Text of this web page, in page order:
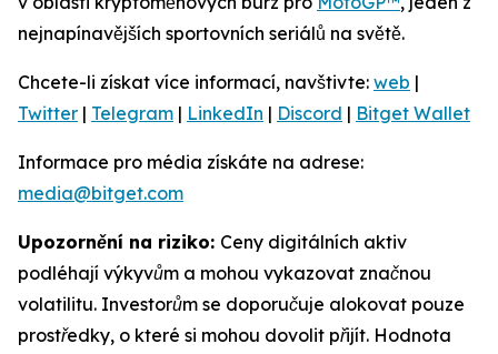
nejnapínavějších sportovních seriálů na světě.
Chcete-li získat více informací, navštivte: web |
Twitter | Telegram | LinkedIn | Discord | Bitget Wallet
Informace pro média získáte na adrese:
media@bitget.com
Upozornění na riziko: Ceny digitálních aktiv
podléhají výkyvům a mohou vykazovat značnou
volatilitu. Investorům se doporučuje alokovat pouze
prostředky, o které si mohou dovolit přijít. Hodnota